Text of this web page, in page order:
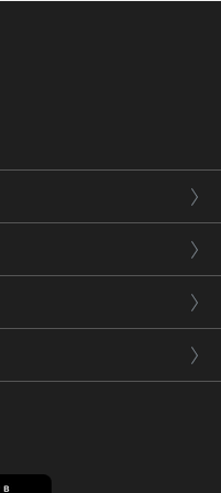
сырец, тем меньше
и передавать продукту
делать элитные
любят самогонщики:
и многие другие.
сидр и
все нюансы работы с
при осахаривании